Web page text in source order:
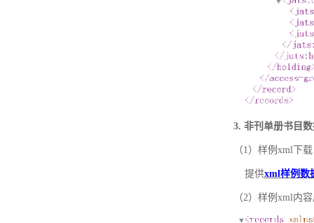
3. 非刊单册书目
（1）样例xml下载
提供xml样例数
（2）样例xml内